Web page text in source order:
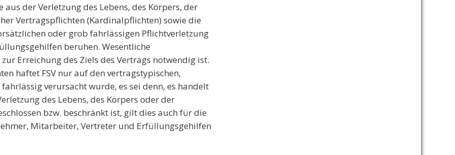
der Verletzung des Lebens, des Körpers, der
Vertragspflichten (Kardinalpflichten) sowie die
oder grob fahrlässigen Pflichtverletzung
beruhen. Wesentliche
Erreichung des Ziels des Vertrags notwendig ist.
haftet FSV nur auf den vertragstypischen,
verursacht wurde, es sei denn, es handelt
des Lebens, des Körpers oder der
bzw. beschränkt ist, gilt dies auch für die
Mitarbeiter, Vertreter und Erfüllungsgehilfen